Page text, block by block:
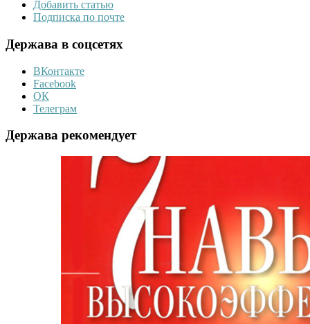
Добавить статью
Подписка по почте
Держава в соцсетях
ВКонтакте
Facebook
ОК
Телеграм
Держава рекомендует